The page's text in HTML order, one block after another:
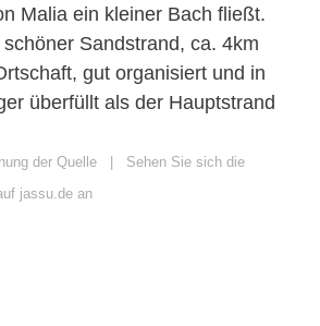
Malia ein kleiner Bach fließt.
Sandstrand, ca. 4km
gut organisiert und in
überfüllt als der Hauptstrand
der Quelle
Sehen Sie sich die
jassu.de an